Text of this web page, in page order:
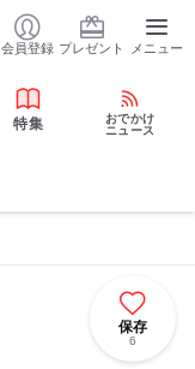
会員登録 プレゼント メニュー
特集
おでかけ
ニュース
保存
6